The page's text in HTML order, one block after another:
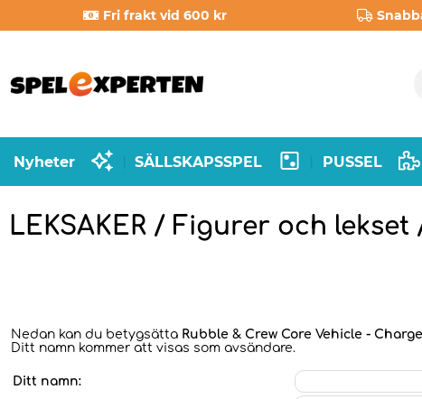
Fri frakt vid 600 kr
Nyheter SÄLLSKAPSSPEL PUSSEL
LEKSAKER / Figurer och lekset
Nedan kan du betygsätta Rubble & Crew Core Vehicle -
Ditt namn kommer att visas som avsändare.
Ditt namn: